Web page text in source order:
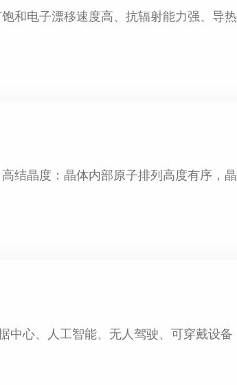
和电子漂移速度高、抗辐射能力强、导热
结晶度：晶体内部原子排列高度有序，晶
中心、人工智能、无人驾驶、可穿戴设备